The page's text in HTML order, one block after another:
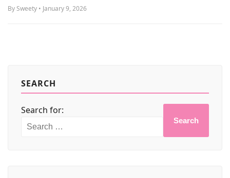
By Sweety • January 9, 2026
SEARCH
Search for:
Search